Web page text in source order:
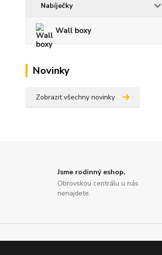
Nabíječky
Wall boxy
Novinky
Zobrazit všechny novinky
Jsme rodinný eshop.
Obrovskou centrálu u nás
nenajdete.